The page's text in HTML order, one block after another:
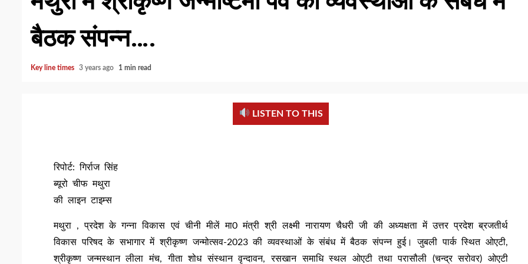
बैठक संपन्न….
Key line times 3 years ago 1 min read
LISTEN TO THIS
रिपोर्ट: गिर्राज सिंह
ब्यूरो चीफ मथुरा
की लाइन टाइम्स
मथुरा , प्रदेश के गन्ना विकास एवं चीनी मीलें मा0 मंत्री श्री लक्ष्मी नारायण चैधरी जी की अध्यक्षता में उत्तर प्रदेश ब्रजतीर्थ
विकास परिषद के सभागार में श्रीकृष्ण जन्मोत्सव-2023 की व्यवस्थाओं के संबंध में बैठक संपन्न हुई। जुबली पार्क स्थित ओएटी,
श्रीकृष्ण जन्मस्थान लीला मंच, गीता शोध संस्थान वृन्दावन, रसखान समाधि स्थल ओएटी तथा परासौली (चन्द्र सरोवर) ओएटी